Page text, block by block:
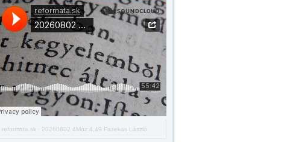
reformata.sk · 20260802 4Móz 4,49 Fazekas László